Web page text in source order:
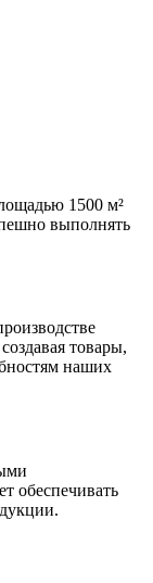
1500 м²
выполнять
товары,
наших
обеспечивать